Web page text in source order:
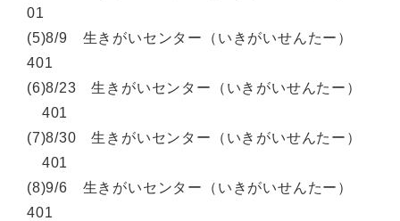
01
(5)8/9 生きがいセンター（いきがいせんたー）
401
(6)8/23 生きがいセンター（いきがいせんたー）
401
(7)8/30 生きがいセンター（いきがいせんたー）
401
(8)9/6 生きがいセンター（いきがいせんたー）
401